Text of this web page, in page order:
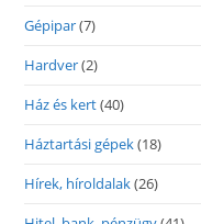
Gépipar(7)
Hardver(2)
Ház és kert(40)
Háztartási gépek(18)
Hírek, híroldalak(26)